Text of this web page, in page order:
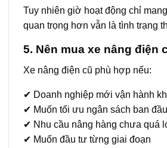
Tuy nhiên giờ hoạt động chỉ
quan trọng hơn vẫn là tình trạng
5. Nên mua xe nâng điện
Xe nâng điện cũ phù hợp nếu:
✔ Doanh nghiệp mới vận hành
✔ Muốn tối ưu ngân sách ban đầu
✔ Nhu cầu nâng hàng chưa quá
✔ Muốn đầu tư từng giai đoạn